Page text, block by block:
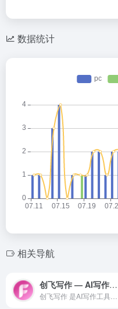
数据统计
相关导航
创飞写作 — AI写作工具领域的专业 AI 工具